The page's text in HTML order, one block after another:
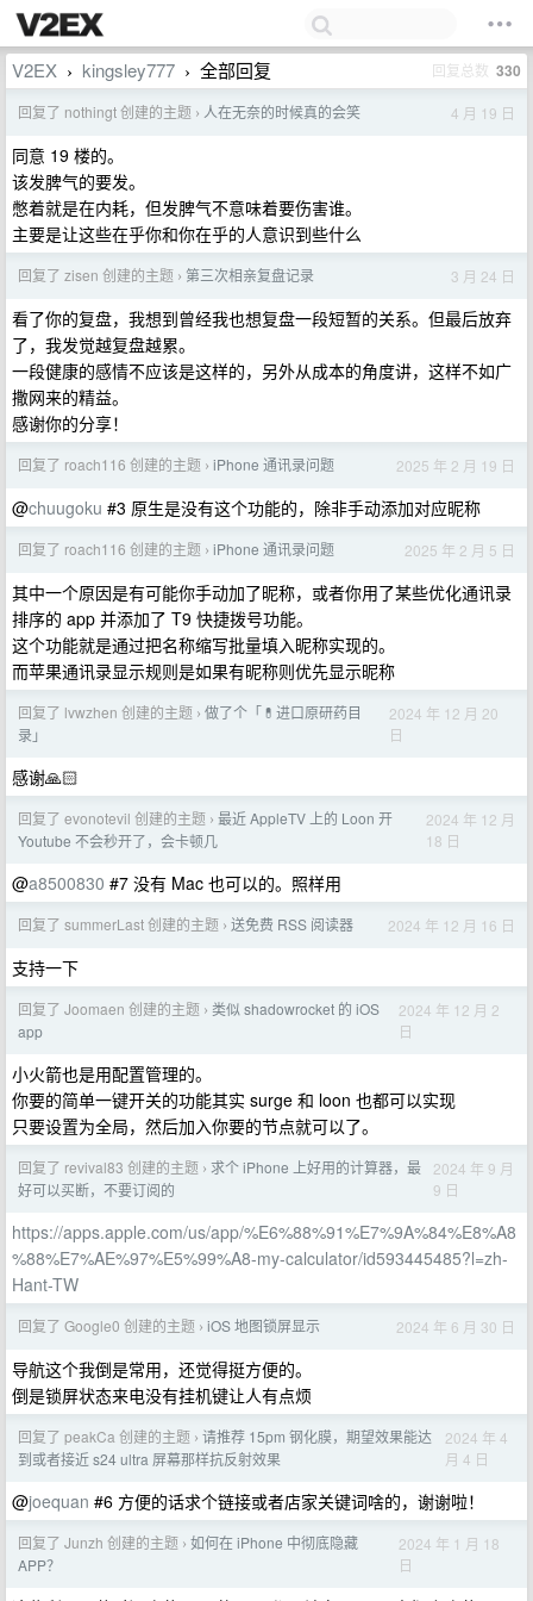
V2EX › kingsley777 › 全部回复 回复总数 330
回复了 nothingt 创建的主题 › 人在无奈的时候真的会笑 4 月 19 日
同意 19 楼的。
该发脾气的要发。
憋着就是在内耗，但发脾气不意味着要伤害谁。
主要是让这些在乎你和你在乎的人意识到些什么
回复了 zisen 创建的主题 › 第三次相亲复盘记录 3 月 24 日
看了你的复盘，我想到曾经我也想复盘一段短暂的关系。但最后放弃
了，我发觉越复盘越累。
一段健康的感情不应该是这样的，另外从成本的角度讲，这样不如广
撒网来的精益。
感谢你的分享！
回复了 roach116 创建的主题 › iPhone 通讯录问题 2025 年 2 月 19 日
@chuugoku #3 原生是没有这个功能的，除非手动添加对应昵称
回复了 roach116 创建的主题 › iPhone 通讯录问题 2025 年 2 月 5 日
其中一个原因是有可能你手动加了昵称，或者你用了某些优化通讯录
排序的 app 并添加了 T9 快捷拨号功能。
这个功能就是通过把名称缩写批量填入昵称实现的。
而苹果通讯录显示规则是如果有昵称则优先显示昵称
回复了 lvwzhen 创建的主题 › 做了个「💊进口原研药目
录」
2024 年 12 月 20
日
感谢🙏🏻
回复了 evonotevil 创建的主题 › 最近 AppleTV 上的 Loon 开
Youtube 不会秒开了，会卡顿几
2024 年 12 月
18 日
@a8500830 #7 没有 Mac 也可以的。照样用
回复了 summerLast 创建的主题 › 送免费 RSS 阅读器 2024 年 12 月 16 日
支持一下
回复了 Joomaen 创建的主题 › 类似 shadowrocket 的 iOS
app
2024 年 12 月 2
日
小火箭也是用配置管理的。
你要的简单一键开关的功能其实 surge 和 loon 也都可以实现
只要设置为全局，然后加入你要的节点就可以了。
回复了 revival83 创建的主题 › 求个 iPhone 上好用的计算器，最
好可以买断，不要订阅的
2024 年 9 月
9 日
https://apps.apple.com/us/app/%E6%88%91%E7%9A%84%E8%A8
%88%E7%AE%97%E5%99%A8-my-calculator/id593445485?l=zh-
Hant-TW
回复了 Google0 创建的主题 › iOS 地图锁屏显示 2024 年 6 月 30 日
导航这个我倒是常用，还觉得挺方便的。
倒是锁屏状态来电没有挂机键让人有点烦
回复了 peakCa 创建的主题 › 请推荐 15pm 钢化膜，期望效果能达
到或者接近 s24 ultra 屏幕那样抗反射效果
2024 年 4
月 4 日
@joequan #6 方便的话求个链接或者店家关键词啥的，谢谢啦！
回复了 Junzh 创建的主题 › 如何在 iPhone 中彻底隐藏
APP？
2024 年 1 月 18
日